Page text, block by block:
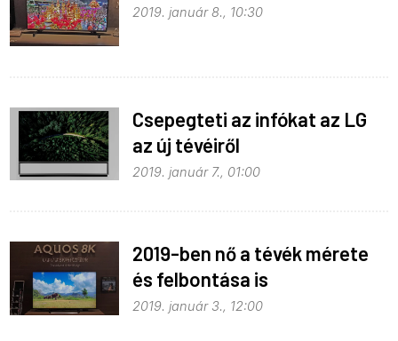
2019. január 8., 10:30
Csepegteti az infókat az LG
az új tévéiről
2019. január 7., 01:00
2019-ben nő a tévék mérete
és felbontása is
2019. január 3., 12:00